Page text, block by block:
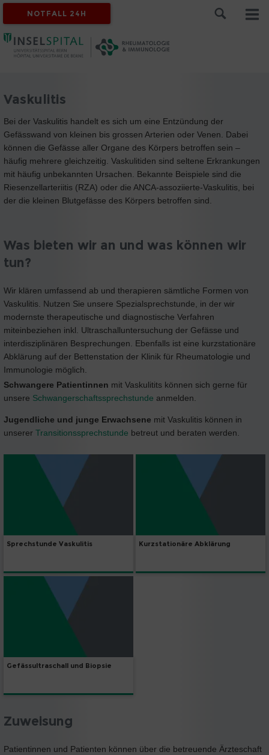
NOTFALL 24H
Vaskulitis
Bei der Vaskulitis handelt es sich um eine Entzündung der
Gefässwand von kleinen bis grossen Arterien oder Venen. Dabei
können die Gefässe aller Organe des Körpers betroffen sein –
häufig mehrere gleichzeitig. Vaskulitiden sind seltene Erkrankungen
mit häufig unbekannten Ursachen. Bekannte Beispiele sind die
Riesenzellarteriitis (RZA) oder die ANCA-assoziierte-Vaskulitis, bei
der die kleinen Blutgefässe des Körpers betroffen sind.
Was bieten wir an und was können wir
tun?
Wir klären umfassend ab und therapieren sämtliche Formen von
Vaskulitis. Nutzen Sie unsere Spezialsprechstunde, in der wir
modernste therapeutische und diagnostische Verfahren
miteinbeziehen inkl. Ultraschalluntersuchung der Gefässe und
interdisziplinären Besprechungen. Ebenfalls ist eine kurzstationäre
Abklärung auf der Bettenstation der Klinik für Rheumatologie und
Immunologie möglich.
Schwangere Patientinnen mit Vaskulitits können sich gerne für
unsere Schwangerschaftssprechstunde anmelden.
Jugendliche und junge Erwachsene mit Vaskulitis können in
unserer Transitionssprechstunde betreut und beraten werden.
Sprechstunde Vaskulitis Kurzstationäre Abklärung
Gefässultraschall und Biopsie
Zuweisung
Patientinnen und Patienten können über die betreuende Ärzteschaft